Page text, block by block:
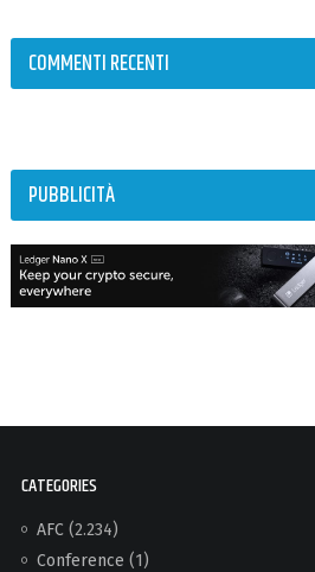
COMMENTI RECENTI
PUBBLICITÀ
CATEGORIES
AFC(2.234)
Conference (1)